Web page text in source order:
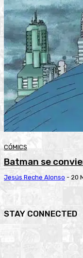
CÓMICS
Batman se
Jesús Reche Alonso - 20
STAY CONNECTED